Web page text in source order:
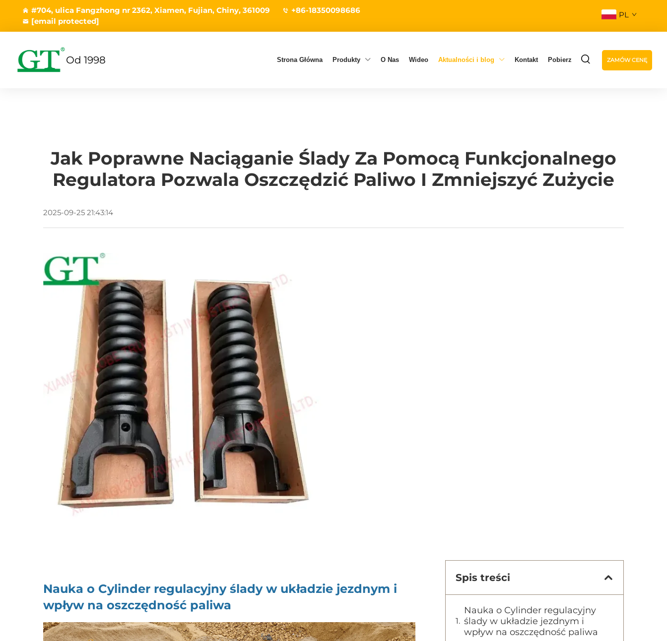
#704, ulica Fangzhong nr 2362, Xiamen, Fujian, Chiny, 361009
+86-18350098686
[email protected]
PL
Od 1998 Strona Główna Produkty O Nas Wideo Aktualności i blog Kontakt Pobierz ZAMÓW CENĘ
Jak Poprawne Naciąganie Ślady Za Pomocą Funkcjonalnego
Regulatora Pozwala Oszczędzić Paliwo I Zmniejszyć Zużycie
2025-09-25 21:43:14
Nauka o Cylinder regulacyjny ślady w układzie jezdnym i
wpływ na oszczędność paliwa
Spis treści
Nauka o Cylinder regulacyjny
ślady w układzie jezdnym i
wpływ na oszczędność paliwa